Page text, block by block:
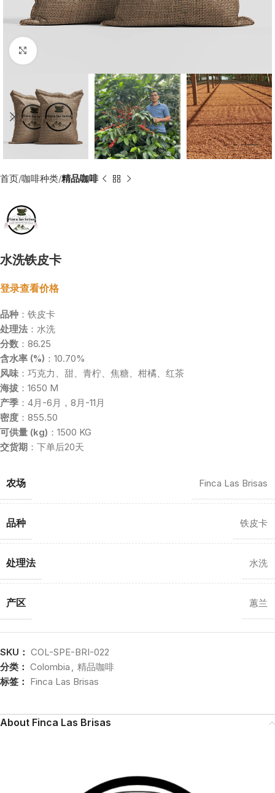
Click to enlarge
首页 咖啡种类 精品咖啡
水洗铁皮卡
登录查看价格
品种 ：铁皮卡
处理法 ：水洗
分数 ：86.25
含水率 (%) ：10.70%
风味 ：巧克力、甜、青柠、焦糖、柑橘、红茶
海拔 ：1650 M
产季 ：4月-6月，8月-11月
密度 ：855.50
可供量 (kg) ：1500 KG
交货期 ：下单后20天
农场 Finca Las Brisas
品种 铁皮卡
处理法 水洗
产区 蕙兰
SKU： COL-SPE-BRI-022
分类： Colombia , 精品咖啡
标签： Finca Las Brisas
About Finca Las Brisas